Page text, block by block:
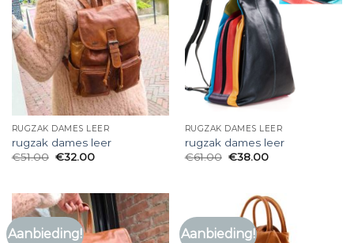
RUGZAK DAMES LEER
rugzak dames leer
€51.00 €32.00
RUGZAK DAMES LEER
rugzak dames leer
€61.00 €38.00
Aanbieding! Aanbieding!